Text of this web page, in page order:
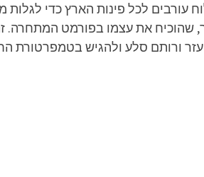
עורבים לכל פינות הארץ כדי לגלות
שהוכיח את עצמו בפורמט המתחרה.
ורותם סלע ולהגיש בטמפרטורת